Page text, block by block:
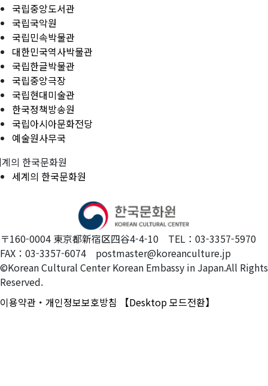
국립중앙도서관
국립국악원
국립민속박물관
대한민국역사박물관
국립한글박물관
국립중앙극장
국립현대미술관
한국정책방송원
국립아시아문화전당
예술원사무국
의 한국문화원
세계의 한국문화원
〒160-0004 東京都新宿区四谷4-4-10 TEL：03-3357-5970
FAX：03-3357-6074 postmaster@koreanculture.jp
©Korean Cultural Center Korean Embassy in Japan.All Rights
Reserved.
이용약관・개인정보보호방침
【Desktop 모드전환】